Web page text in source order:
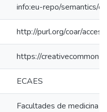
info:eu-repo/semantics/
http://purl.org/coar/
https://
ECAES
Facultades de medicina